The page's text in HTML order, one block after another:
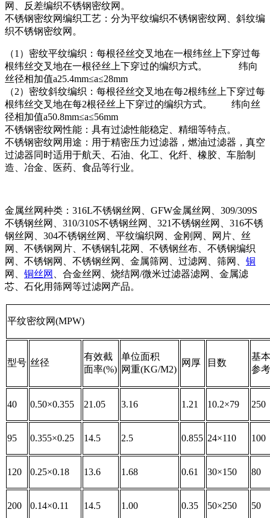
网、反差编织不锈钢密纹网。
不锈钢密纹网编织工艺：分为平纹编织不锈钢密纹网、斜纹编
织不锈钢密纹网。
（1）密纹平纹编织：每根径丝交叉地在一根纬丝上下穿过每
根纬丝交叉地在一根径丝上下穿过的编织方式。 纬向
丝径相加值a25.4mm≤a≤28mm
（2）密纹斜纹编织：每根径丝交叉地在每2根纬丝上下穿过每
根纬丝交叉地在每2根径丝上下穿过的编织方式。 纬向丝
径相加值a50.8mm≤a≤56mm
不锈钢密纹网性能：具有过滤性能稳定、精细等特点。
不锈钢密纹网 用途：用于精密压力过滤器，燃油过滤器，真空
过滤器同时适用于航天、石油、化工、化纤、橡胶、车胎制
造、冶金、医药、食品等行业。
金属丝网种类：316L不锈钢丝网、GFW金属丝网、309/309S
不锈钢丝网、310/310S不锈钢丝网、321不锈钢丝网、316不锈
钢丝网、304不锈钢丝网、平纹编织网、金刚网、网片、丝
网、不锈钢网片、不锈钢轧花网、不锈钢丝布、不锈钢编织
网、不锈钢网、不锈钢丝网、金属筛网、过滤网、筛网、 铜
网、 铜丝网
、合金丝网、烧结网/微米过滤器滤网、金属滤
芯、石化用筛网等过滤网产品。
平纹密纹网(MPW)
型号 丝径
有效截
面率(%)
单位面积
网重(KG/M2)
网厚 目数
基
参
40 0.50×0.355 21.05 3.16 1.21 10.2×79 250
95 0.355×0.25 14.5 2.5 0.855 24×110 100
120 0.25×0.18 13.6 1.68 0.61 30×150 80
200 0.14×0.11 14.5 1.00 0.35 50×250 50